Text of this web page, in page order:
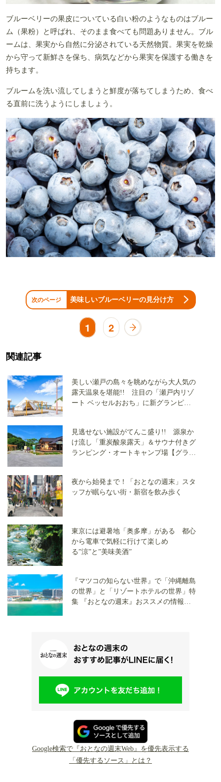
ブルーベリーの果皮についている白い粉のようなものはブルー
ム（果粉）と呼ばれ、そのまま食べても問題ありません。ブル
ームは、果実から自然に分泌されている天然物質。果実を乾燥
から守って新鮮さを保ち、病気などから果実を保護する働きを
持ちます。
ブルームを洗い流してしまうと鮮度が落ちてしまうため、食べ
る直前に洗うようにしましょう。
次のページ 美味しいブルーベリーの見分け方
1 2
関連記事
美しい瀬戸の島々を眺めながら大人気の
露天温泉を堪能!! 注目の「瀬戸内リゾ
ート ベッセルおおち」に新グランピン
見逃せない施設がてんこ盛り!! 源泉か
け流し「重炭酸泉露天」＆サウナ付きグ
ランピング・オートキャンプ場【グラン
夜から始発まで！「おとなの週末」スタ
ッフが眠らない街・新宿を飲み歩く
東京には避暑地「奥多摩」がある 都心
から電車で気軽に行けて楽しめ
る”涼”と”美味美酒”
『マツコの知らない世界』で「沖縄離島
の世界」と「リゾートホテルの世界」特
集 『おとなの週末』おススメの情報を
Google検索で『おとなの週末Web』を優先表示する
「優先するソース」とは？